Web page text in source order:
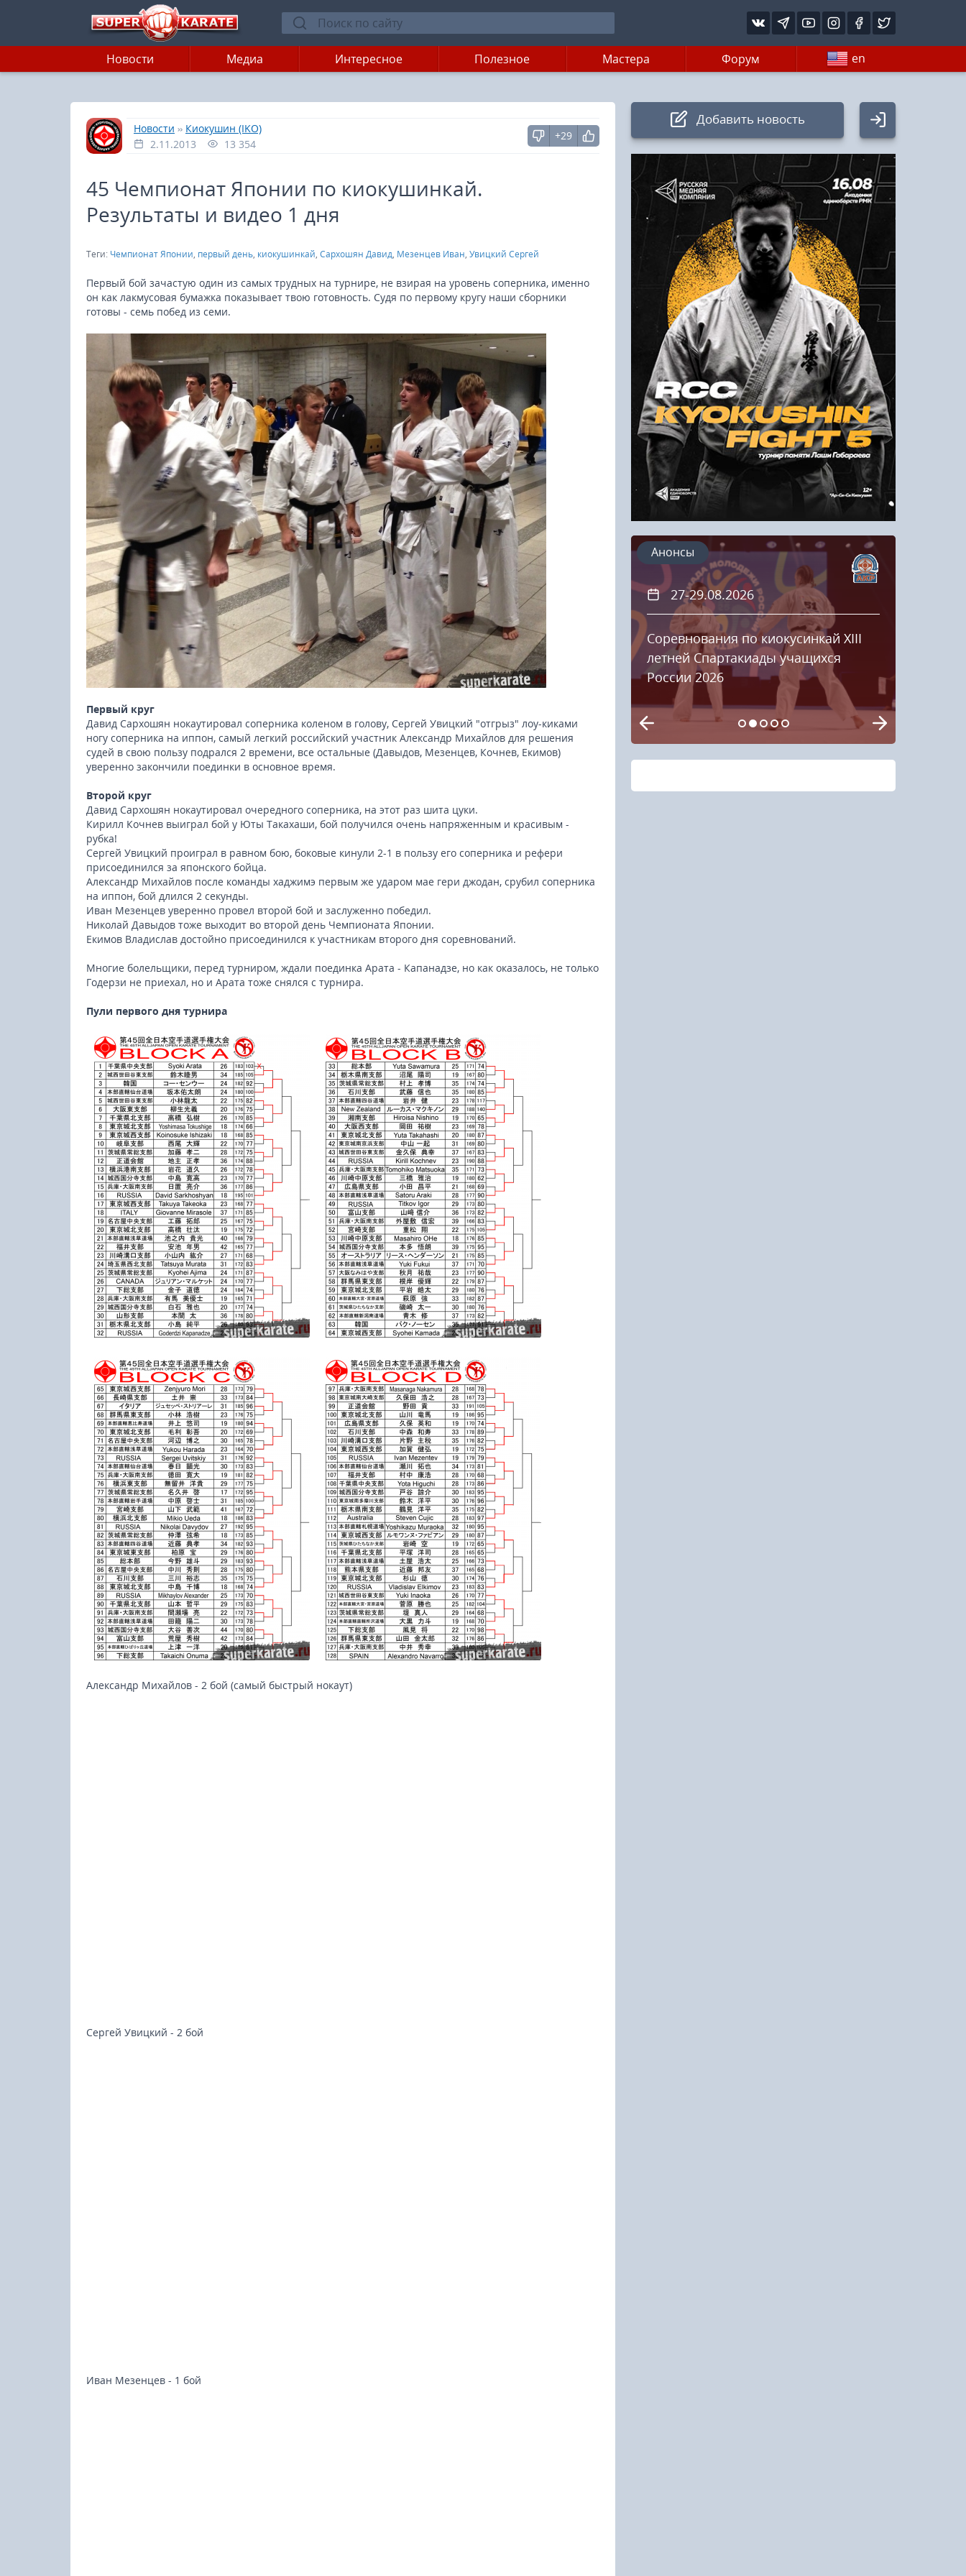
Новости Медиа Интересное Полезное Мастера Форум en
Главная
»
Новости » Киокушин (IKO)
2.11.2013
13 354
+29
45 Чемпионат Японии по киокушинкай.
Результаты и видео 1 дня
Теги: Чемпионат Японии, первый день, киокушинкай, Сархошян Давид, Мезенцев Иван, Увицкий Сергей
Первый бой зачастую один из самых трудных на турнире, не взирая на уровень соперника, именно
он как лакмусовая бумажка показывает твою готовность. Судя по первому кругу наши сборники
готовы - семь побед из семи.
Первый круг
Давид Сархошян нокаутировал соперника коленом в голову, Сергей Увицкий "отгрыз" лоу-киками
ногу соперника на иппон, самый легкий российский участник Александр Михайлов для решения
судей в свою пользу подрался 2 времени, все остальные (Давыдов, Мезенцев, Кочнев, Екимов)
уверенно закончили поединки в основное время.
Второй круг
Давид Сархошян нокаутировал очередного соперника, на этот раз шита цуки.
Кирилл Кочнев выиграл бой у Юты Такахаши, бой получился очень напряженным и красивым -
рубка!
Сергей Увицкий проиграл в равном бою, боковые кинули 2-1 в пользу его соперника и рефери
присоединился за японского бойца.
Александр Михайлов после команды хаджимэ первым же ударом мае гери джодан, срубил соперника
на иппон, бой длился 2 секунды.
Иван Мезенцев уверенно провел второй бой и заслуженно победил.
Николай Давыдов тоже выходит во второй день Чемпионата Японии.
Екимов Владислав достойно присоединился к участникам второго дня соревнований.
Многие болельщики, перед турниром, ждали поединка Арата - Капанадзе, но как оказалось, не только
Годерзи не приехал, но и Арата тоже снялся с турнира.
Пули первого дня турнира
Александр Михайлов - 2 бой (самый быстрый нокаут)
Сергей Увицкий - 2 бой
Иван Мезенцев - 1 бой
Добавить новость
Авторизация
Логин:
Пароль
Войти
Напомнить пароль
Регистрация
23-25.10.2026
Spanish Autumn Camp 2026
16.08.2026
RCC Kyokushin Fight 5
27-29.08.2026
Соревнования по киокусинкай XIII
летней Спартакиады учащихся
России 2026
Анонсы